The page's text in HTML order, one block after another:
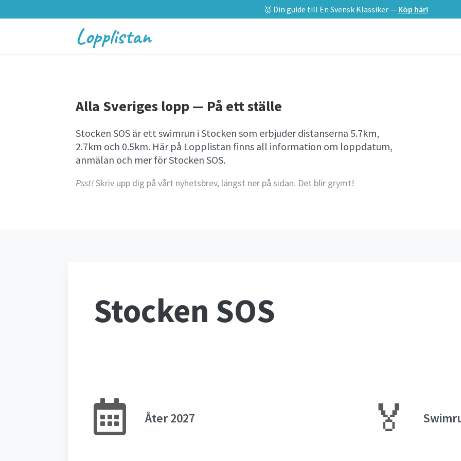
🥇 Din guide till En Svensk Klassiker — Köp här!
Lopplistan
Alla Sveriges lopp — På ett ställe
Stocken SOS är ett swimrun i Stocken som erbjuder distanserna 5.7km,
2.7km och 0.5km. Här på Lopplistan finns all information om loppdatum,
anmälan och mer för Stocken SOS.
Psst!Skriv upp dig på vårt nyhetsbrev, längst ner på sidan. Det blir grymt!
Stocken SOS
Åter 2027 🏅